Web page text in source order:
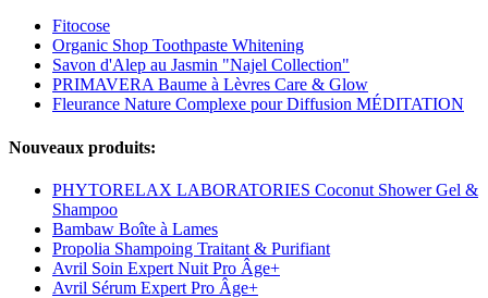
Fitocose
Organic Shop Toothpaste Whitening
Savon d'Alep au Jasmin "Najel Collection"
PRIMAVERA Baume à Lèvres Care & Glow
Fleurance Nature Complexe pour Diffusion MÉDITATION
Nouveaux produits:
PHYTORELAX LABORATORIES Coconut Shower Gel &
Shampoo
Bambaw Boîte à Lames
Propolia Shampoing Traitant & Purifiant
Avril Soin Expert Nuit Pro Âge+
Avril Sérum Expert Pro Âge+